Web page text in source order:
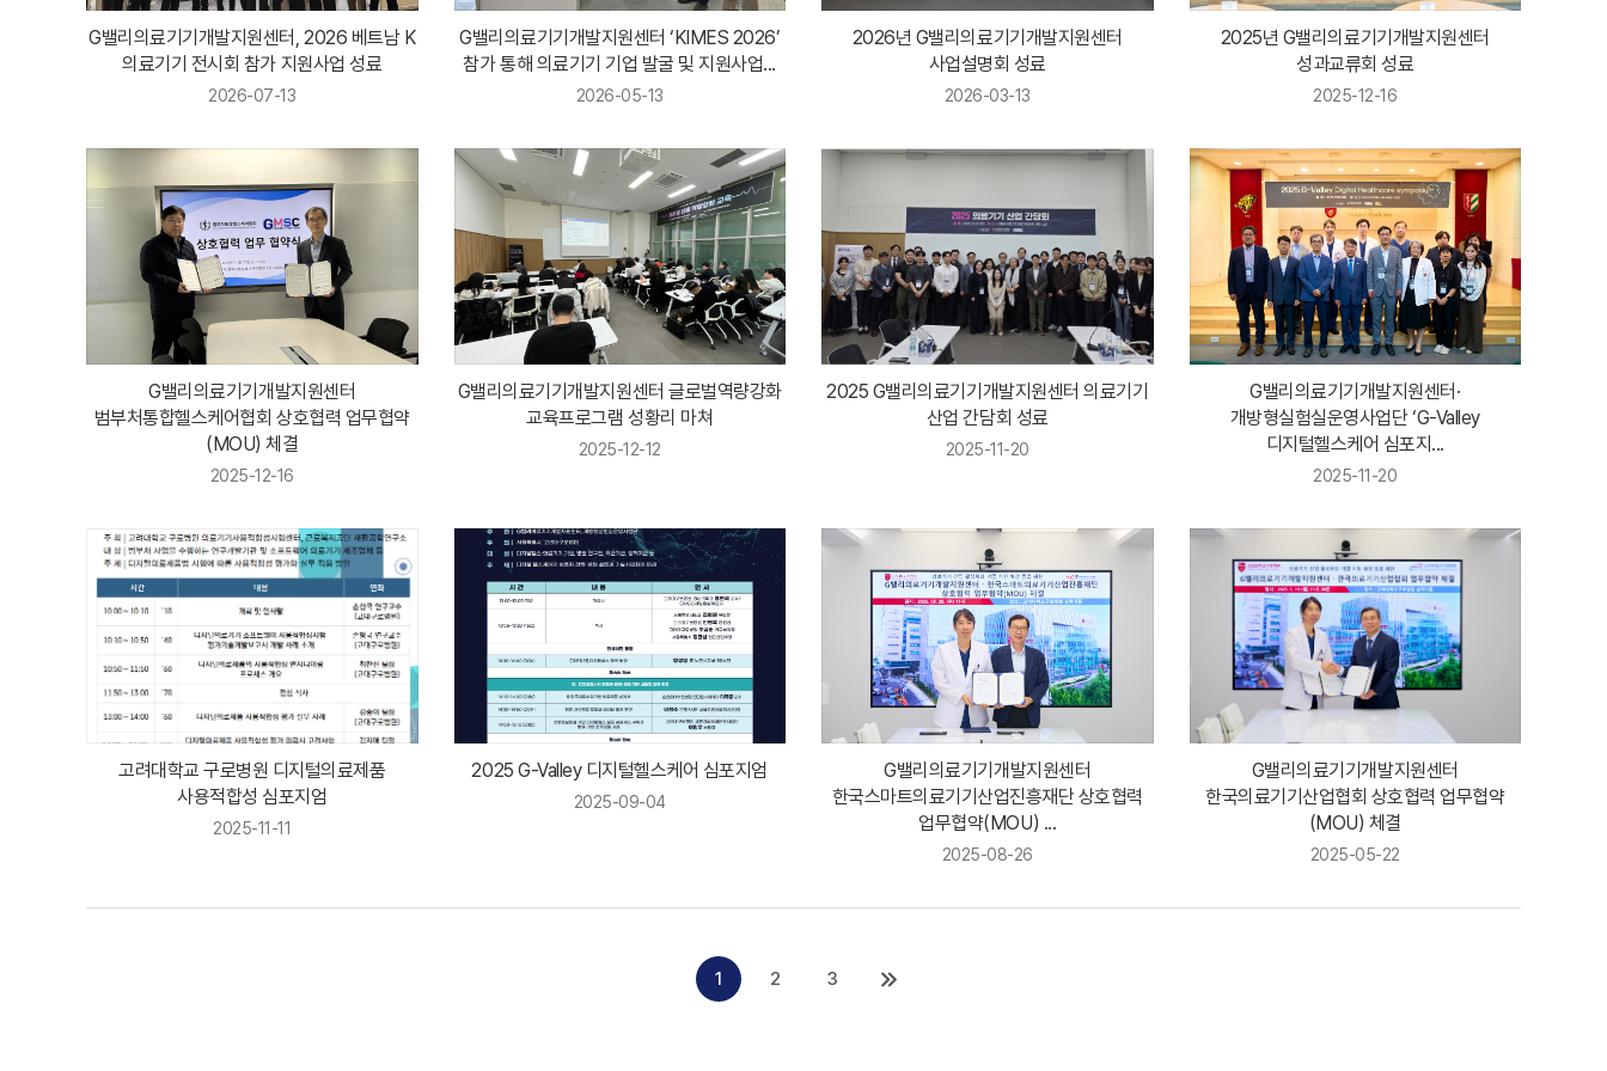
G밸리의료기기개발지원센터, 2026 베트남 K
의료기기 전시회 참가 지원사업 성료
2026-07-13
G밸리의료기기개발지원센터 ‘KIMES 2026’
참가 통해 의료기기 기업 발굴 및 지원사업...
2026-05-13
2026년 G밸리의료기기개발지원센터
사업설명회 성료
2026-03-13
2025년 G밸리의료기기개발지원센터
성과교류회 성료
2025-12-16
G밸리의료기기개발지원센터
범부처통합헬스케어협회 상호협력 업무협약
(MOU) 체결
2025-12-16
G밸리의료기기개발지원센터 글로벌역량강화
교육프로그램 성황리 마쳐
2025-12-12
2025 G밸리의료기기개발지원센터 의료기기
산업 간담회 성료
2025-11-20
G밸리의료기기개발지원센터·
개방형실험실운영사업단 ‘G-Valley
디지털헬스케어 심포지...
2025-11-20
고려대학교 구로병원 디지털의료제품
사용적합성 심포지엄
2025-11-11
2025 G-Valley 디지털헬스케어 심포지엄
2025-09-04
G밸리의료기기개발지원센터
한국스마트의료기기산업진흥재단 상호협력
업무협약(MOU) ...
2025-08-26
G밸리의료기기개발지원센터
한국의료기기산업협회 상호협력 업무협약
(MOU) 체결
2025-05-22
1 2 3